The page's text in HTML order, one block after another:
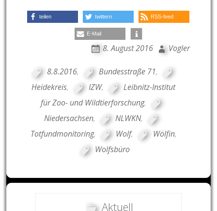
teilen twittern RSS-feed
E-Mail
8. August 2016 Vogler
8.8.2016, Bundesstraße 71,
Heidekreis, IZW,
Leibnitz-Institut
für Zoo- und Wildtierforschung,
Niedersachsen, NLWKN,
Totfundmonitoring, Wolf, Wölfin,
Wolfsbüro
Aktuell